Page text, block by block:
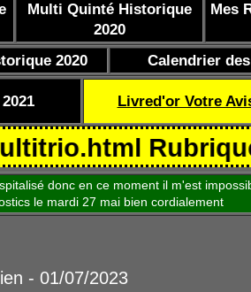
Multi Quinté Historique
2020
Mes
2020 Calendrier
Livred'or Votre
Rubrique
donc en ce moment il m'est
le mardi 27 mai bien cordialement
- 01/07/2023